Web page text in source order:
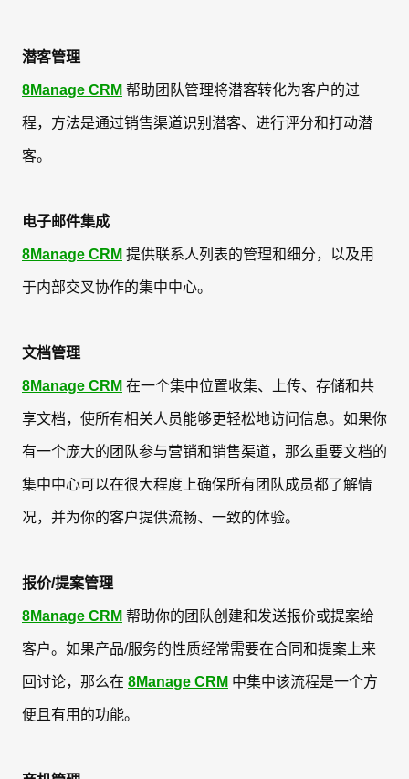
潜客管理
8Manage CRM 帮助团队管理将潜客转化为客户的过
程，方法是通过销售渠道识别潜客、进行评分和打动潜
客。
电子邮件集成
8Manage CRM 提供联系人列表的管理和细分，以及用
于内部交叉协作的集中中心。
文档管理
8Manage CRM 在一个集中位置收集、上传、存储和共
享文档，使所有相关人员能够更轻松地访问信息。如果你
有一个庞大的团队参与营销和销售渠道，那么重要文档的
集中中心可以在很大程度上确保所有团队成员都了解情
况，并为你的客户提供流畅、一致的体验。
报价/提案管理
8Manage CRM 帮助你的团队创建和发送报价或提案给
客户。如果产品/服务的性质经常需要在合同和提案上来
回讨论，那么在 8Manage CRM 中集中该流程是一个方
便且有用的功能。